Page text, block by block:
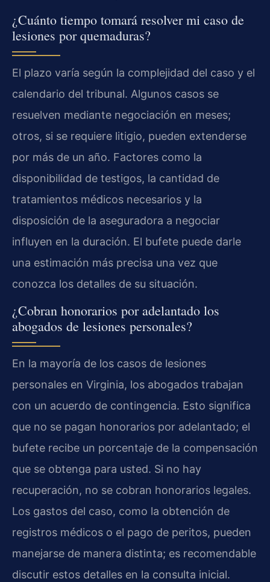
¿Cuánto tiempo tomará resolver mi caso de
lesiones por quemaduras?
El plazo varía según la complejidad del caso y el
calendario del tribunal. Algunos casos se
resuelven mediante negociación en meses;
otros, si se requiere litigio, pueden extenderse
por más de un año. Factores como la
disponibilidad de testigos, la cantidad de
tratamientos médicos necesarios y la
disposición de la aseguradora a negociar
influyen en la duración. El bufete puede darle
una estimación más precisa una vez que
conozca los detalles de su situación.
¿Cobran honorarios por adelantado los
abogados de lesiones personales?
En la mayoría de los casos de lesiones
personales en Virginia, los abogados trabajan
con un acuerdo de contingencia. Esto significa
que no se pagan honorarios por adelantado; el
bufete recibe un porcentaje de la compensación
que se obtenga para usted. Si no hay
recuperación, no se cobran honorarios legales.
Los gastos del caso, como la obtención de
registros médicos o el pago de peritos, pueden
manejarse de manera distinta; es recomendable
discutir estos detalles en la consulta inicial.